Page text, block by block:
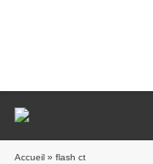
Accueil » flash ct